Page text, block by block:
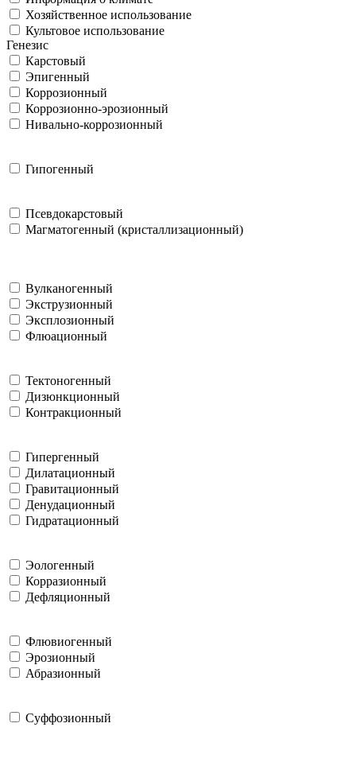
Хозяйственное использование
Культовое использование
Генезис
Карстовый
Эпигенный
Коррозионный
Коррозионно-эрозионный
Нивально-коррозионный
Гипогенный
Псевдокарстовый
Магматогенный (кристаллизационный)
Вулканогенный
Экструзионный
Эксплозионный
Флюационный
Тектоногенный
Дизюнкционный
Контракционный
Гипергенный
Дилатационный
Гравитационный
Денудационный
Гидратационный
Эологенный
Корразионный
Дефляционный
Флювиогенный
Эрозионный
Абразионный
Суффозионный